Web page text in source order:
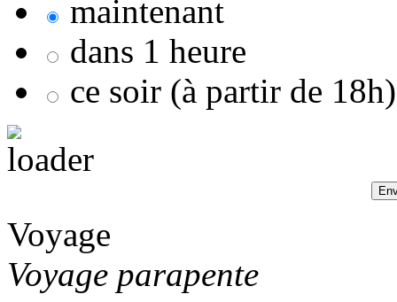
maintenant
dans 1 heure
ce soir (à partir de 18h)
Voyage
Voyage parapente